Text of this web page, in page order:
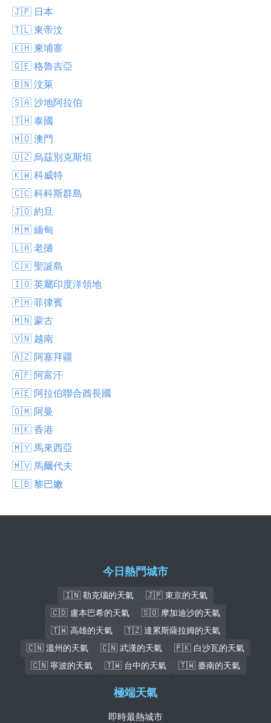
🇯🇵 日本
🇹🇱 東帝汶
🇰🇭 柬埔寨
🇬🇪 格魯吉亞
🇧🇳 汶萊
🇸🇦 沙地阿拉伯
🇹🇭 泰國
🇲🇴 澳門
🇺🇿 烏茲別克斯坦
🇰🇼 科威特
🇨🇨 科科斯群島
🇯🇴 約旦
🇲🇲 緬甸
🇱🇦 老撾
🇨🇽 聖誕島
🇮🇴 英屬印度洋領地
🇵🇭 菲律賓
🇲🇳 蒙古
🇻🇳 越南
🇦🇿 阿塞拜疆
🇦🇫 阿富汗
🇦🇪 阿拉伯聯合酋長國
🇴🇲 阿曼
🇭🇰 香港
🇲🇾 馬來西亞
🇲🇻 馬爾代夫
🇱🇧 黎巴嫩
今日熱門城市
🇮🇳 勒克瑙的天氣
🇯🇵 東京的天氣
🇨🇩 盧本巴希的天氣
🇸🇴 摩加迪沙的天氣
🇹🇼 高雄的天氣
🇹🇿 達累斯薩拉姆的天氣
🇨🇳 溫州的天氣
🇨🇳 武漢的天氣
🇵🇰 白沙瓦的天氣
🇨🇳 寧波的天氣
🇹🇼 台中的天氣 🇹🇼 臺南的天氣
極端天氣
即時最熱城市